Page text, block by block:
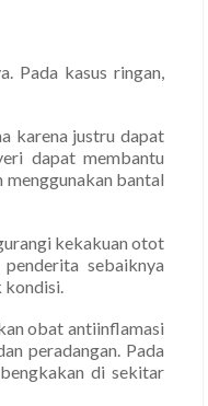
Pada kasus ringan,
karena justru dapat
dapat membantu
menggunakan bantal
kekakuan otot
sebaiknya
obat antiinflamasi
peradangan. Pada
di sekitar